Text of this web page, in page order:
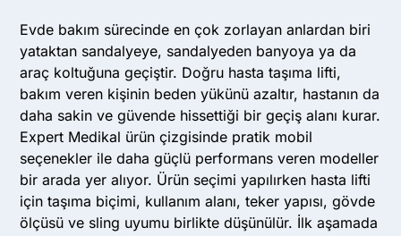
Evde bakım sürecinde en çok zorlayan anlardan biri
yataktan sandalyeye, sandalyeden banyoya ya da
araç koltuğuna geçiştir. Doğru hasta taşıma lifti,
bakım veren kişinin beden yükünü azaltır, hastanın da
daha sakin ve güvende hissettiği bir geçiş alanı kurar.
Expert Medikal ürün çizgisinde pratik mobil
seçenekler ile daha güçlü performans veren modeller
bir arada yer alıyor. Ürün seçimi yapılırken hasta lifti
için taşıma biçimi, kullanım alanı, teker yapısı, gövde
ölçüsü ve sling uyumu birlikte düşünülür. İlk aşamada